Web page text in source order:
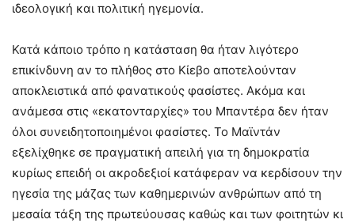
ιδεολογική και πολιτική ηγεμονία.
Κατά κάποιο τρόπο η κατάσταση θα ήταν λιγότερο
επικίνδυνη αν το πλήθος στο Κίεβο αποτελούνταν
αποκλειστικά από φανατικούς φασίστες. Ακόμα και
ανάμεσα στις «εκατονταρχίες» του Μπαντέρα δεν ήταν
όλοι συνειδητοποιημένοι φασίστες. Το Μαϊντάν
εξελίχθηκε σε πραγματική απειλή για τη δημοκρατία
κυρίως επειδή οι ακροδεξιοί κατάφεραν να κερδίσουν την
ηγεσία της μάζας των καθημερινών ανθρώπων από τη
μεσαία τάξη της πρωτεύουσας καθώς και των φοιτητών κι